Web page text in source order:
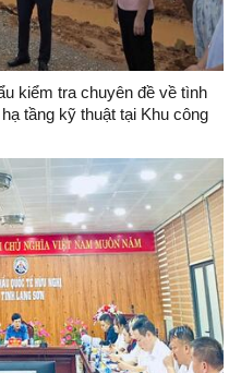
kiểm tra chuyên đề về tình
tầng kỹ thuật tại Khu công